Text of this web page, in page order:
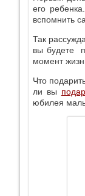
его
вспомнить
Так
вы будете
момент
Что
ли вы
юбилея